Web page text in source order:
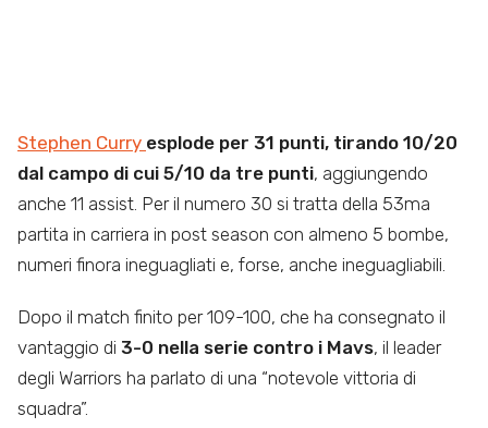
Stephen Curry esplode per 31 punti, tirando 10/20
dal campo di cui 5/10 da tre punti, aggiungendo
anche 11 assist. Per il numero 30 si tratta della 53ma
partita in carriera in post season con almeno 5 bombe,
numeri finora ineguagliati e, forse, anche ineguagliabili.
Dopo il match finito per 109-100, che ha consegnato il
vantaggio di 3-0 nella serie contro i Mavs, il leader
degli Warriors ha parlato di una “notevole vittoria di
squadra”.